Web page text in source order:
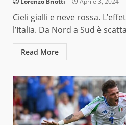
Cieli gialli e neve rossa.
l’Italia. Da Nord a Sud è
Read More